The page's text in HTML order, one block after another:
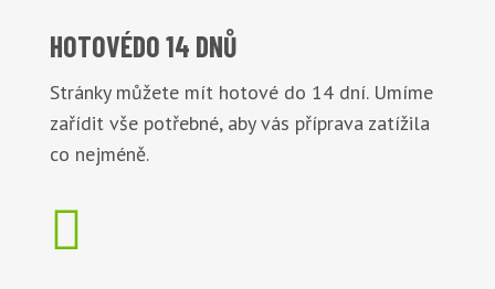
HOTOVÉDO 14 DNŮ
Stránky můžete mít hotové do 14 dní. Umíme
zařídit vše potřebné, aby vás příprava zatížila
co nejméně.
